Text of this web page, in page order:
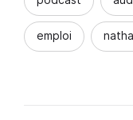
emploi